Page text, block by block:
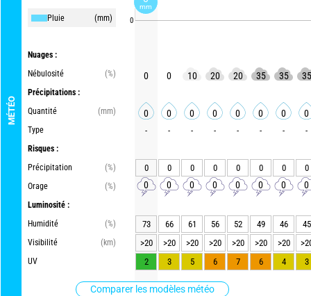
MÉTÉO
Pluie (mm)
Nuages :
Nébulosité
(%)
Précipitations :
Quantité
(mm)
Type
Risques :
Précipitation
(%)
Orage
(%)
Luminosité :
Humidité
(%)
Visibilité
(km)
UV
Comparer les modèles météo
0
0 0 10 20 20 35 35 35
0 0 0 0 0 0 0 0
- - - - - - - -
0 0 0 0 0 0 0 0
0 0 0 0 0 0 0 0
73 66 61 56 52 49 46
45
>20
>20 >20 >20 >20 >20 >20
2
3 5 6 7 6 4 3
mm